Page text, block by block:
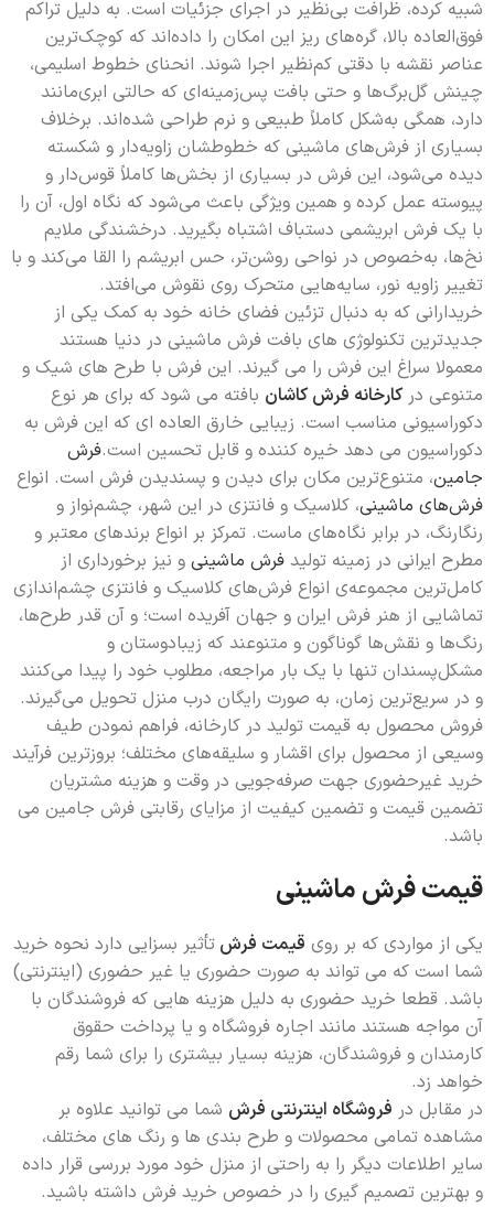
شبیه کرده، ظرافت بی‌نظیر در اجرای جزئیات است. به دلیل تراکم
فوق‌العاده بالا، گره‌های ریز این امکان را داده‌اند که کوچک‌ترین
عناصر نقشه با دقتی کم‌نظیر اجرا شوند. انحنای خطوط اسلیمی،
چینش گل‌برگ‌ها و حتی بافت پس‌زمینه‌ای که حالتی ابری‌مانند
دارد، همگی به‌شکل کاملاً طبیعی و نرم طراحی شده‌اند. برخلاف
بسیاری از فرش‌های ماشینی که خطوطشان زاویه‌دار و شکسته
دیده می‌شود، این فرش در بسیاری از بخش‌ها کاملاً قوس‌دار و
پیوسته عمل کرده و همین ویژگی باعث می‌شود که نگاه اول، آن را
با یک فرش ابریشمی دستباف اشتباه بگیرید. درخشندگی ملایم
نخ‌ها، به‌خصوص در نواحی روشن‌تر، حس ابریشم را القا می‌کند و با
تغییر زاویه نور، سایه‌هایی متحرک روی نقوش می‌افتد.
خریدارانی که به دنبال تزئین فضای خانه خود به کمک یکی از
جدیدترین تکنولوژی های بافت فرش ماشینی در دنیا هستند
معمولا سراغ این فرش را می گیرند. این فرش با طرح های شیک و
متنوعی درکارخانه فرش کاشان بافته می شود که برای هر نوع
دکوراسیونی مناسب است. زیبایی خارق العاده ای که این فرش به
دکوراسیون می دهد خیره کننده و قابل تحسین است.فرش
جامین، متنوع‌ترین مکان برای دیدن و پسندیدن فرش است. انواع
فرش‌های ماشینی، کلاسیک و فانتزی در این شهر، چشم‌نواز و
رنگارنگ، در برابر نگاه‌های ماست. تمرکز بر انواع برندهای معتبر و
مطرح ایرانی در زمینه تولید فرش ماشینی و نیز برخورداری از
کامل‌ترین مجموعه‌ی انواع فرش‌های کلاسیک و فانتزی چشم‌اندازی
تماشایی از هنر فرش ایران و جهان آفریده است؛ و آن قدر طرح‌ها،
رنگ‌ها و نقش‌ها گونا‌گون و متنوعند که زیبادوستان و
مشکل‌پسندان تنها با یک بار مراجعه، مطلوب خود را پیدا می‌کنند
و در سریع‌ترین زمان، به صورت رایگان درب منزل تحویل می‌گیرند.
فروش محصول به قیمت تولید در کارخانه، فراهم نمودن طیف
وسیعی از محصول برای اقشار و سلیقه‌های مختلف؛ بروزترین فرآیند
خرید غیرحضوری جهت صرفه‌جویی در وقت و هزینه مشتریان
تضمین قیمت و تضمین کیفیت از مزایای رقابتی فرش جامین می
باشد.
قیمت فرش ماشینی
یکی از مواردی که بر روی قیمت فرش تأثیر بسزایی دارد نحوه خرید
شما است که می تواند به صورت حضوری یا غیر حضوری (اینترنتی)
باشد. قطعا خرید حضوری به دلیل هزینه هایی که فروشندگان با
آن مواجه هستند مانند اجاره فروشگاه و یا پرداخت حقوق
کارمندان و فروشندگان، هزینه بسیار بیشتری را برای شما رقم
خواهد زد.
در مقابل در فروشگاه اینترنتی فرش شما می توانید علاوه بر
مشاهده تمامی محصولات و طرح بندی ها و رنگ های مختلف،
سایر اطلاعات دیگر را به راحتی از منزل خود مورد بررسی قرار داده
و بهترین تصمیم گیری را در خصوص خرید فرش داشته باشید.